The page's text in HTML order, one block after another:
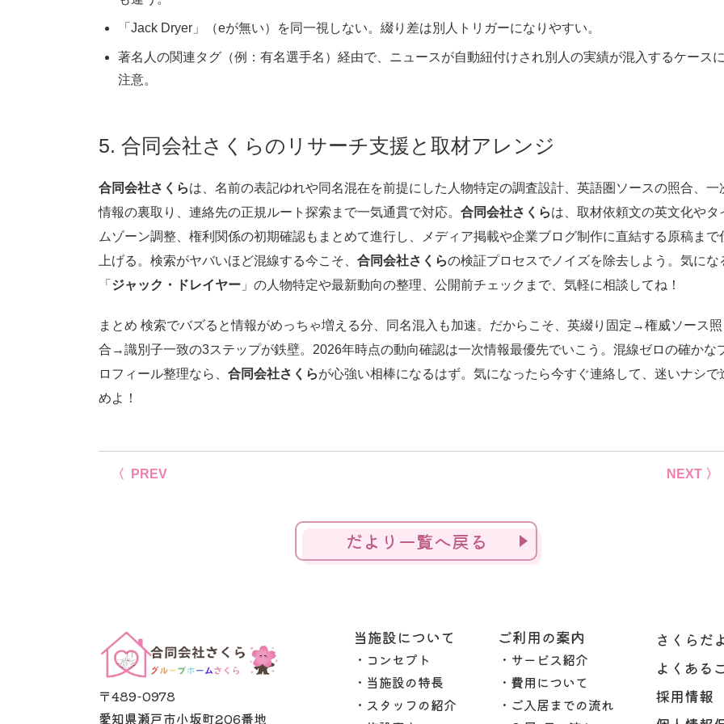
「Jack Dryer」（eが無い）を同一視しない。綴り差は別人トリガーになりやすい。
著名人の関連タグ（例：有名選手名）経由で、ニュースが自動紐付けされ別人の実績が混入するケースに
注意。
5. 合同会社さくらのリサーチ支援と取材アレンジ
合同会社さくらは、名前の表記ゆれや同名混在を前提にした人物特定の調査設計、英語圏ソースの照合、一
情報の裏取り、連絡先の正規ルート探索まで一気通貫で対応。 合同会社さくらは、取材依頼文の英文化やタ
ムゾーン調整、権利関係の初期確認もまとめて進行し、メディア掲載や企業ブログ制作に直結する原稿まで
上げる。検索がヤバいほど混線する今こそ、 合同会社さくらの検証プロセスでノイズを除去しよう。気にな
「 ジャック・ドレイヤー 」の人物特定や最新動向の整理、公開前チェックまで、気軽に相談してね！
まとめ 検索でバズると情報がめっちゃ増える分、同名混入も加速。だからこそ、英綴り固定→権威ソース照
合→識別子一致の3ステップが鉄壁。2026年時点の動向確認は一次情報最優先でいこう。混線ゼロの確かな
ロフィール整理なら、 合同会社さくらが心強い相棒になるはず。気になったら今すぐ連絡して、迷いナシで
めよ！
〈 PREV NEXT 〉
だより一覧へ戻る
〒489-0978
愛知県瀬戸市小坂町206番地
当施設について
・コンセプト
・当施設の特長
・スタッフの紹介
ご利用の案内
・サービス紹介
・費用について
・ご入居までの流れ
さくらだ
よくある
採用情報